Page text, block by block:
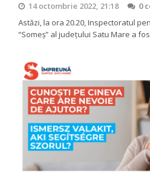
14 octombrie 2022, 21:18
0
Astăzi, la ora 20.20, Inspectoratul
“Someș” al județului Satu Mare a